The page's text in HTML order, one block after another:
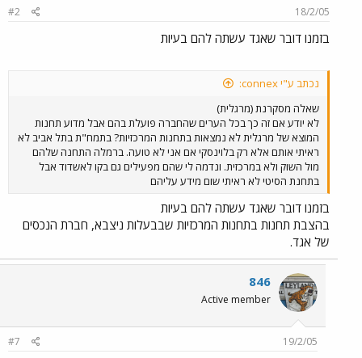
18/2/05
#2
בזמנו דובר שאגד עשתה להם בעיות
נכתב ע"י connex:
שאלה מסקרנת (מרגלית)
לא יודע אם זה כך בכל הערים שהחברה פועלת בהם אבל מדוע תחנות
המוצא של מרגלית לא נמצאות בתחנות המרכזיות? בתמח"ת בתל אביב לא
ראיתי אותם אלא רק בלוינסקי אם אני לא טועה. ברמלה התחנה שלהם
מול השוק ולא במרכזית. ונדמה לי שהם מפעילים גם בקו לאשדוד אבל
בתחנת הסיטי לא ראיתי שום מידע עליהם
בזמנו דובר שאגד עשתה להם בעיות
בהצבת תחנות בתחנות המרכזיות שבבעלות ניצבא, חברת הנכסים
של אגד.
846
Active member
19/2/05
#7